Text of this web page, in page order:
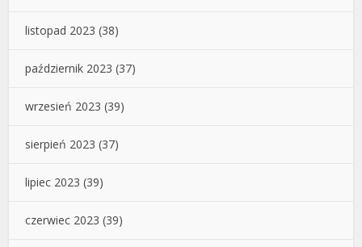
listopad 2023 (38)
październik 2023 (37)
wrzesień 2023 (39)
sierpień 2023 (37)
lipiec 2023 (39)
czerwiec 2023 (39)